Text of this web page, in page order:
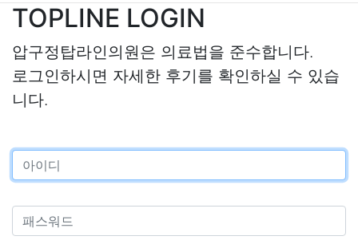
TOPLINE LOGIN
압구정탑라인의원은 의료법을 준수합니다.
로그인하시면 자세한 후기를 확인하실 수 있습
니다.